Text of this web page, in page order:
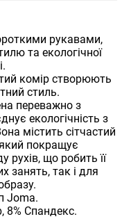
рукавами,
та екологічної
комір створюють
стиль.
​​переважно з
екологічність з
містить сітчастий
покращує
рухів, що робить її
занять, так і для
Joma.
8% Спандекс.